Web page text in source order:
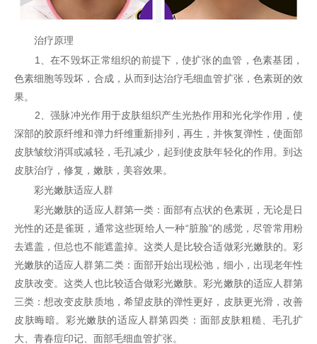
治疗原理
1、在不毁坏正常组织的前提下，使扩张的血管，色素基团，
色素细胞等毁坏，合成，从而到达治疗毛细血管扩张，色素斑的效
果。
2、强脉冲光作用于皮肤组织产生光热作用和光化学作用，使
深部的胶原纤维和弹力纤维重新排列，再生，并恢复弹性，使面部
皮肤皱纹消弭或减轻，毛孔减少，起到使皮肤年轻化的作用。到达
皮肤治疗，修复，嫩肤，美容效果。
彩光嫩肤适应人群
彩光嫩肤的适应人群第一类：面部有点状的色素斑，无论是日
光性的还是雀斑，通常这些斑给人一种“脏脸”的感觉，尽管常用粉
去遮盖，但总也不能遮盖掉。这类人是比较合适做彩光嫩肤的。彩
光嫩肤的适应人群第二类：面部开始出现松弛，细小，出现老年性
皮肤改变。这类人也比较适合做彩光嫩肤。彩光嫩肤的适应人群第
三类：想改变皮肤质地，希望皮肤的弹性更好，皮肤更光滑，改善
皮肤晦暗。彩光嫩肤的适应人群第四类：面部皮肤粗糙、毛孔扩
大、青春痘印记、面部毛细血管扩张。